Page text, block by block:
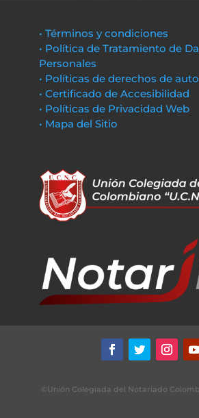
• Términos y condiciones
• Política de Tratamiento de
Personales
• Políticas de derechos de
• Certificado de Accesibilidad
• Políticas de Privacidad Web
• Mapa del Sitio
©Unión Colegiada del Notariado